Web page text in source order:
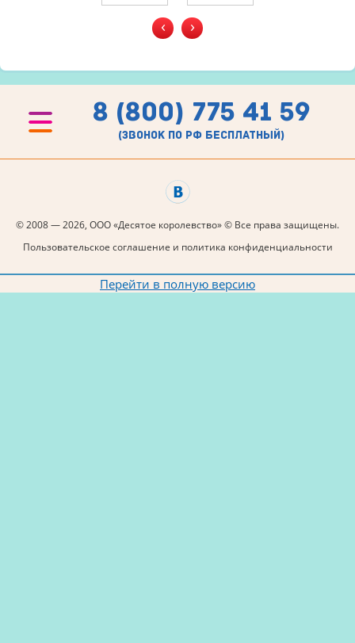
‹ ›
8 (800) 775 41 59
(звонок по рф бесплатный)
© 2008 — 2026, ООО «Десятое королевство» © Все права защищены.
Пользовательское соглашение и политика конфиденциальности
Перейти в полную версию